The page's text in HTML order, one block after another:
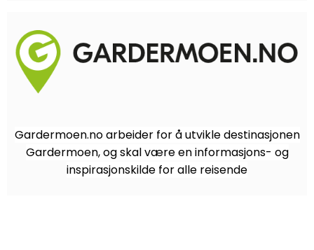
Gardermoen.no arbeider for å utvikle destinasjonen
Gardermoen, og skal være en informasjons- og
inspirasjonskilde for alle reisende